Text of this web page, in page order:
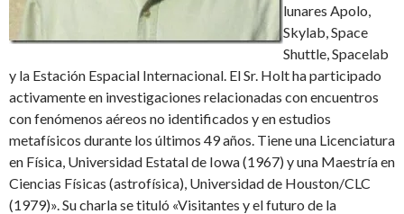
lunares Apolo,
Skylab, Space
Shuttle, Spacelab
y la Estación Espacial Internacional. El Sr. Holt ha participado
activamente en investigaciones relacionadas con encuentros
con fenómenos aéreos no identificados y en estudios
metafísicos durante los últimos 49 años. Tiene una Licenciatura
en Física, Universidad Estatal de Iowa (1967) y una Maestría en
Ciencias Físicas (astrofísica), Universidad de Houston/CLC
(1979)». Su charla se tituló «Visitantes y el futuro de la